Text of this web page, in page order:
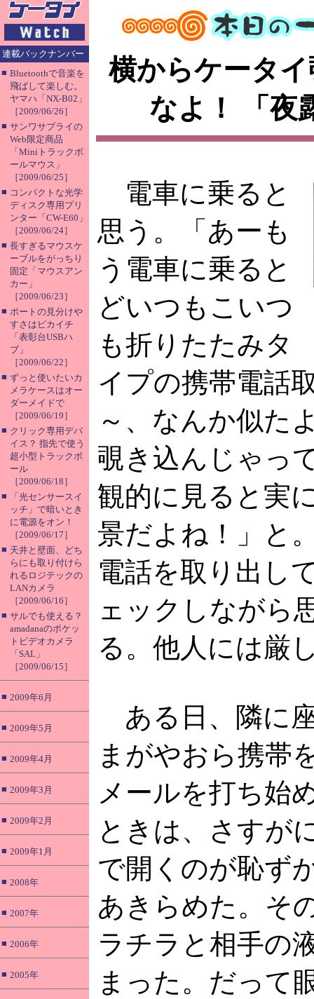
連載バックナンバー
■ Bluetoothで音楽を
飛ばして楽しむ。
ヤマハ「NX-B02」
［2009/06/26］
■ サンワサプライの
Web限定商品
「Miniトラックボ
ールマウス」
［2009/06/25］
■ コンパクトな光学
ディスク専用プリ
ンター「CW-E60」
［2009/06/24］
■ 長すぎるマウスケ
ーブルをがっちり
固定「マウスアン
カー」
［2009/06/23］
■ ポートの見分けや
すさはピカイチ
「表彰台USBハ
ブ」
［2009/06/22］
■ ずっと使いたいカ
メラケースはオー
ダーメイドで
［2009/06/19］
■ クリック専用デバ
イス？ 指先で使う
超小型トラックボ
ール
［2009/06/18］
■
「光センサースイ
ッチ」で暗いとき
に電源をオン！
［2009/06/17］
■ 天井と壁面、どち
らにも取り付けら
れるロジテックの
LANカメラ
［2009/06/16］
■ サルでも使える？
amadanaのポケッ
トビデオカメラ
「SAL」
［2009/06/15］
■ 2009年6月
■ 2009年5月
■ 2009年4月
■ 2009年3月
■ 2009年2月
■ 2009年1月
■ 2008年
■ 2007年
■ 2006年
■ 2005年
横からケータ
なよ！ 「夜
電車に乗ると
思う。「あーも
う電車に乗ると
どいつもこいつ
も折りたたみタ
イプの携帯電話
～、なんか似た
覗き込んじゃっ
観的に見ると実
景だよね！」と
電話を取り出し
ェックしながら
る。他人には厳
ある日、隣に
まがやおら携帯
メールを打ち始
ときは、さすが
で開くのが恥ず
あきらめた。そ
ラチラと相手の
まった。だって